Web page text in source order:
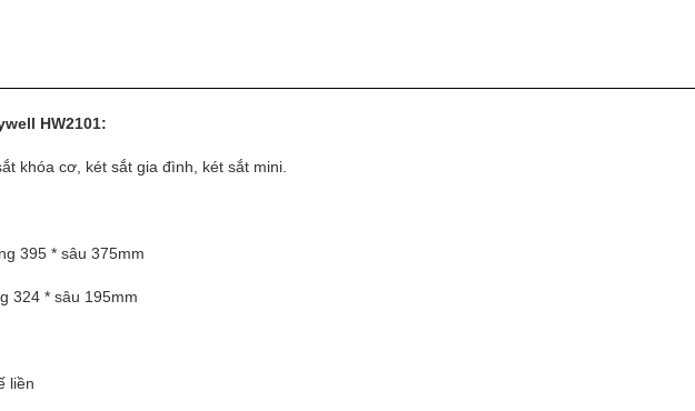
HW2101:
khóa cơ, két sắt gia đình, két sắt mini.
395 * sâu 375mm
324 * sâu 195mm
liền